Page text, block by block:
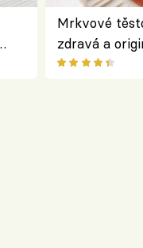
Mrkvové
zdravá a
klasiky